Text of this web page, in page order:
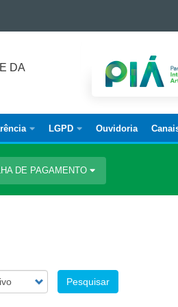
DA
LGPD Ouvidoria
DE PAGAMENTO
Pesquisar